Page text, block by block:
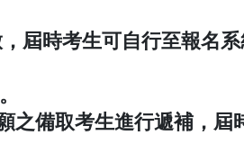
屆時考生可自行至報名
備取考生進行遞補，